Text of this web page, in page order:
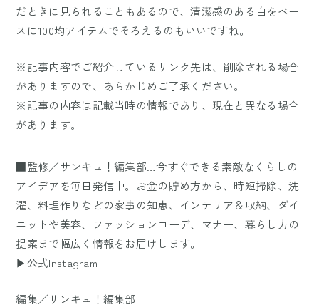
だときに見られることもあるので、清潔感のある白をベー
スに100均アイテムでそろえるのもいいですね。
※記事内容でご紹介しているリンク先は、削除される場合
がありますので、あらかじめご了承ください。
※記事の内容は記載当時の情報であり、現在と異なる場合
があります。
■監修／サンキュ！編集部…今すぐできる素敵なくらしの
アイデアを毎日発信中。お金の貯め方から、時短掃除、洗
濯、料理作りなどの家事の知恵、インテリア＆収納、ダイ
エットや美容、ファッションコーデ、マナー、暮らし方の
提案まで幅広く情報をお届けします。
▶公式Instagram
編集／サンキュ！編集部